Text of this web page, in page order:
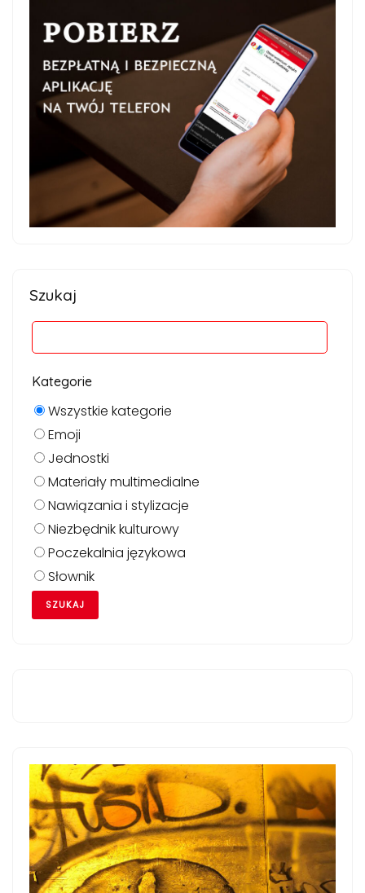
Szukaj
Kategorie
Wszystkie kategorie
Emoji
Jednostki
Materiały multimedialne
Nawiązania i stylizacje
Niezbędnik kulturowy
Poczekalnia językowa
Słownik